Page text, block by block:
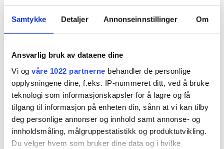
Samtykke Detaljer Annonseinnstillinger Om
Ansvarlig bruk av dataene dine
Vi og våre 1022 partnerne behandler de personlige
opplysningene dine, f.eks. IP-nummeret ditt, ved å bruke
teknologi som informasjonskapsler for å lagre og få
tilgang til informasjon på enheten din, sånn at vi kan tilby
deg personlige annonser og innhold samt annonse- og
innholdsmåling, målgruppestatistikk og produktutvikling.
Du velger hvem som bruker dine data og i hvilke
PLUS
Leger får betalt for å la
være å sykmelde